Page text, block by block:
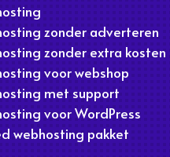
zonder adverteren
zonder extra kosten
voor webshop
met support
voor WordPress
webhosting pakket